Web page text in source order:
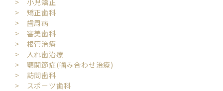
> 矯正歯科
> 歯周病
> 審美歯科
> 根管治療
> 入れ歯治療
> 顎関節症(噛み合わせ治療)
> 訪問歯科
> スポーツ歯科